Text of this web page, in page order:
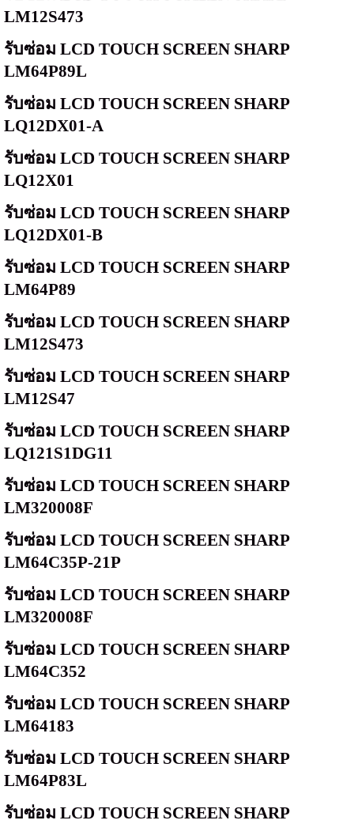
LM12S473
รับซ่อม LCD TOUCH SCREEN SHARP
LM64P89L
รับซ่อม LCD TOUCH SCREEN SHARP
LQ12DX01-A
รับซ่อม LCD TOUCH SCREEN SHARP
LQ12X01
รับซ่อม LCD TOUCH SCREEN SHARP
LQ12DX01-B
รับซ่อม LCD TOUCH SCREEN SHARP
LM64P89
รับซ่อม LCD TOUCH SCREEN SHARP
LM12S473
รับซ่อม LCD TOUCH SCREEN SHARP
LM12S47
รับซ่อม LCD TOUCH SCREEN SHARP
LQ121S1DG11
รับซ่อม LCD TOUCH SCREEN SHARP
LM320008F
รับซ่อม LCD TOUCH SCREEN SHARP
LM64C35P-21P
รับซ่อม LCD TOUCH SCREEN SHARP
LM320008F
รับซ่อม LCD TOUCH SCREEN SHARP
LM64C352
รับซ่อม LCD TOUCH SCREEN SHARP
LM64183
รับซ่อม LCD TOUCH SCREEN SHARP
LM64P83L
รับซ่อม LCD TOUCH SCREEN SHARP